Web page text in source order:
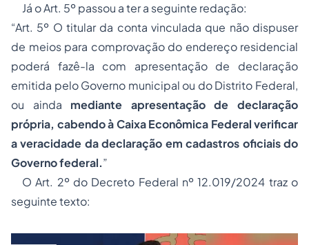
Já o Art. 5º passou a ter a seguinte redação:
“Art. 5º O titular da conta vinculada que não dispuser
de meios para comprovação do endereço residencial
poderá fazê-la com apresentação de declaração
emitida pelo Governo municipal ou do Distrito Federal,
ou ainda mediante apresentação de declaração
própria, cabendo à Caixa Econômica Federal verificar
a veracidade da declaração em cadastros oficiais do
Governo federal.”
O Art. 2º do Decreto Federal nº 12.019/2024 traz o
seguinte texto: